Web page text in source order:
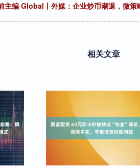
主编 Global丨外媒：企业炒币潮退，微策
相关文章